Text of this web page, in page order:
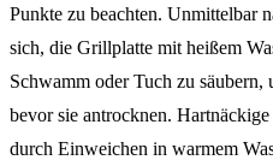
Punkte zu beachten. Unmittelbar
sich, die Grillplatte mit heißem
Schwamm oder Tuch zu säubern,
bevor sie antrocknen.
durch Einweichen in warmem